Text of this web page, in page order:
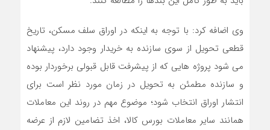
وی اضافه کرد: با توجه به اینکه در اوراق سلف مسکن، تاریخ
قطعی تحویل از سوی سازنده به خریدار وجود دارد، پیشنهاد
می شود پروژه هایی که از پیشرفت قابل قبولی برخوردار بوده
و سازنده مطمئن به تحویل در زمان مورد نظر است برای
انتشار اوراق انتخاب شود؛ موضوع مهم در روند این معاملات
همانند سایر معاملات بورس کالا، اخذ تضامین لازم از عرضه